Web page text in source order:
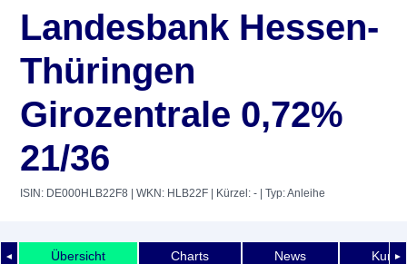
Landesbank Hessen-
Thüringen
Girozentrale 0,72%
21/36
ISIN: DE000HLB22F8 | WKN: HLB22F | Kürzel: - | Typ: Anleihe
◄ ►
Übersicht Charts News